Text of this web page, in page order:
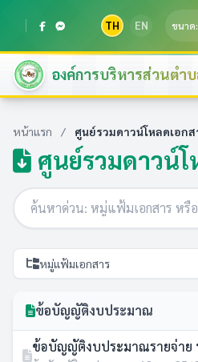
TH EN ขนาด:
องค์การบริหารส่วนตำบ
หน้าแรก / ศูนย์รวมดาวน์โหลดเอกส
ศูนย์รวมดาวน์โ
หมู่แฟ้มเอกสาร
ข้อบัญญัติงบประมาณ